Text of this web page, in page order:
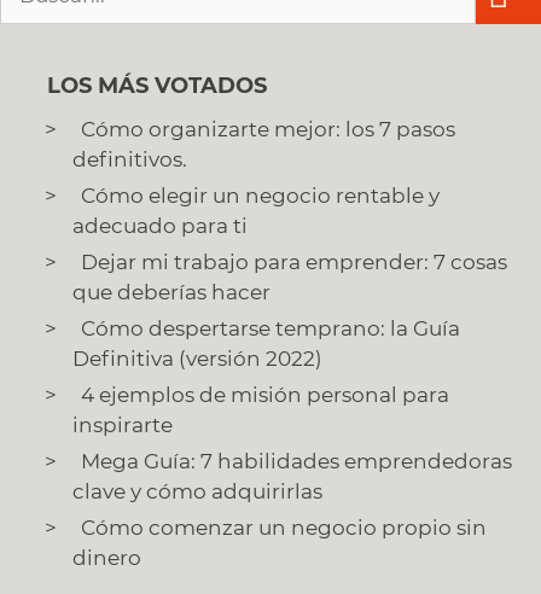
LOS MÁS VOTADOS
Cómo organizarte mejor: los 7 pasos
definitivos.
Cómo elegir un negocio rentable y
adecuado para ti
Dejar mi trabajo para emprender: 7 cosas
que deberías hacer
Cómo despertarse temprano: la Guía
Definitiva (versión 2022)
4 ejemplos de misión personal para
inspirarte
Mega Guía: 7 habilidades emprendedoras
clave y cómo adquirirlas
Cómo comenzar un negocio propio sin
dinero